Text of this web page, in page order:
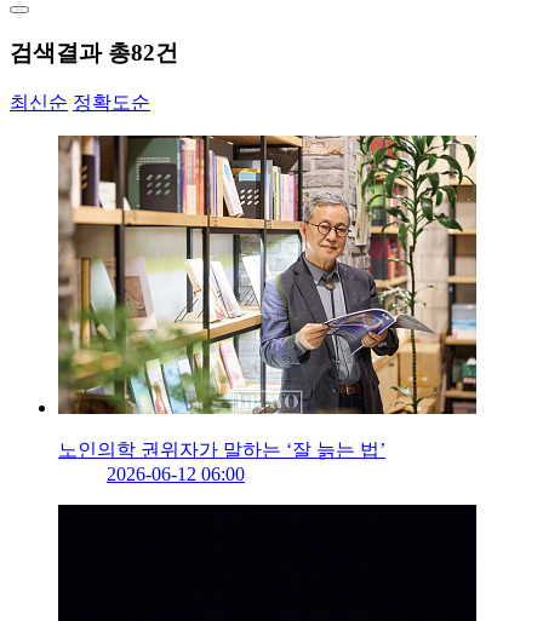
검색결과 총82건
최신순 정확도순
노인의학 권위자가 말하는 ‘잘 늙는 법’
2026-06-12 06:00